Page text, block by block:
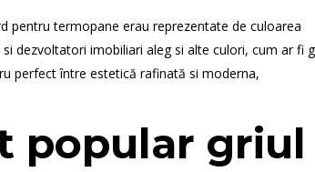
pentru termopane erau reprezentate de culoarea
dezvoltatori imobiliari aleg si alte culori, cum ar fi
perfect între estetică rafinată si moderna,
popular griul